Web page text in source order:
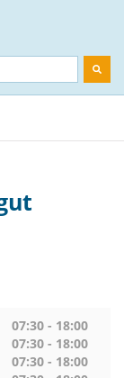
07:30 - 18:00
07:30 - 18:00
07:30 - 18:00